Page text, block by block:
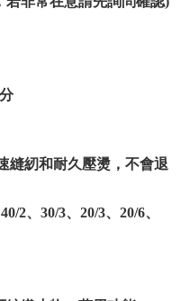
縫紉和耐久壓燙，不會退
2、30/3、20/3、20/6、